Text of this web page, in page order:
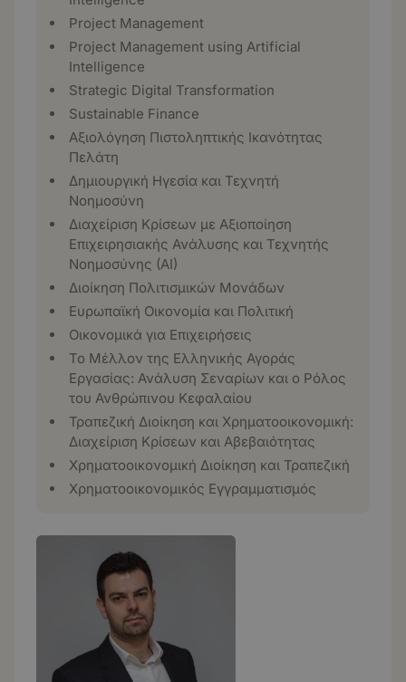
Project Management
Project Management using Artificial
Intelligence
Strategic Digital Transformation
Sustainable Finance
Αξιολόγηση Πιστοληπτικής Ικανότητας
Πελάτη
Δημιουργική Ηγεσία και Τεχνητή
Νοημοσύνη
Διαχείριση Κρίσεων με Αξιοποίηση
Επιχειρησιακής Ανάλυσης και Τεχνητής
Νοημοσύνης (ΑΙ)
Διοίκηση Πολιτισμικών Μονάδων
Ευρωπαϊκή Οικονομία και Πολιτική
Οικονομικά για Επιχειρήσεις
Το Μέλλον της Ελληνικής Αγοράς
Εργασίας: Ανάλυση Σεναρίων και ο Ρόλος
του Ανθρώπινου Κεφαλαίου
Τραπεζική Διοίκηση και Χρηματοοικονομική:
Διαχείριση Κρίσεων και Αβεβαιότητας
Χρηματοοικονομική Διοίκηση και Τραπεζική
Χρηματοοικονομικός Εγγραμματισμός